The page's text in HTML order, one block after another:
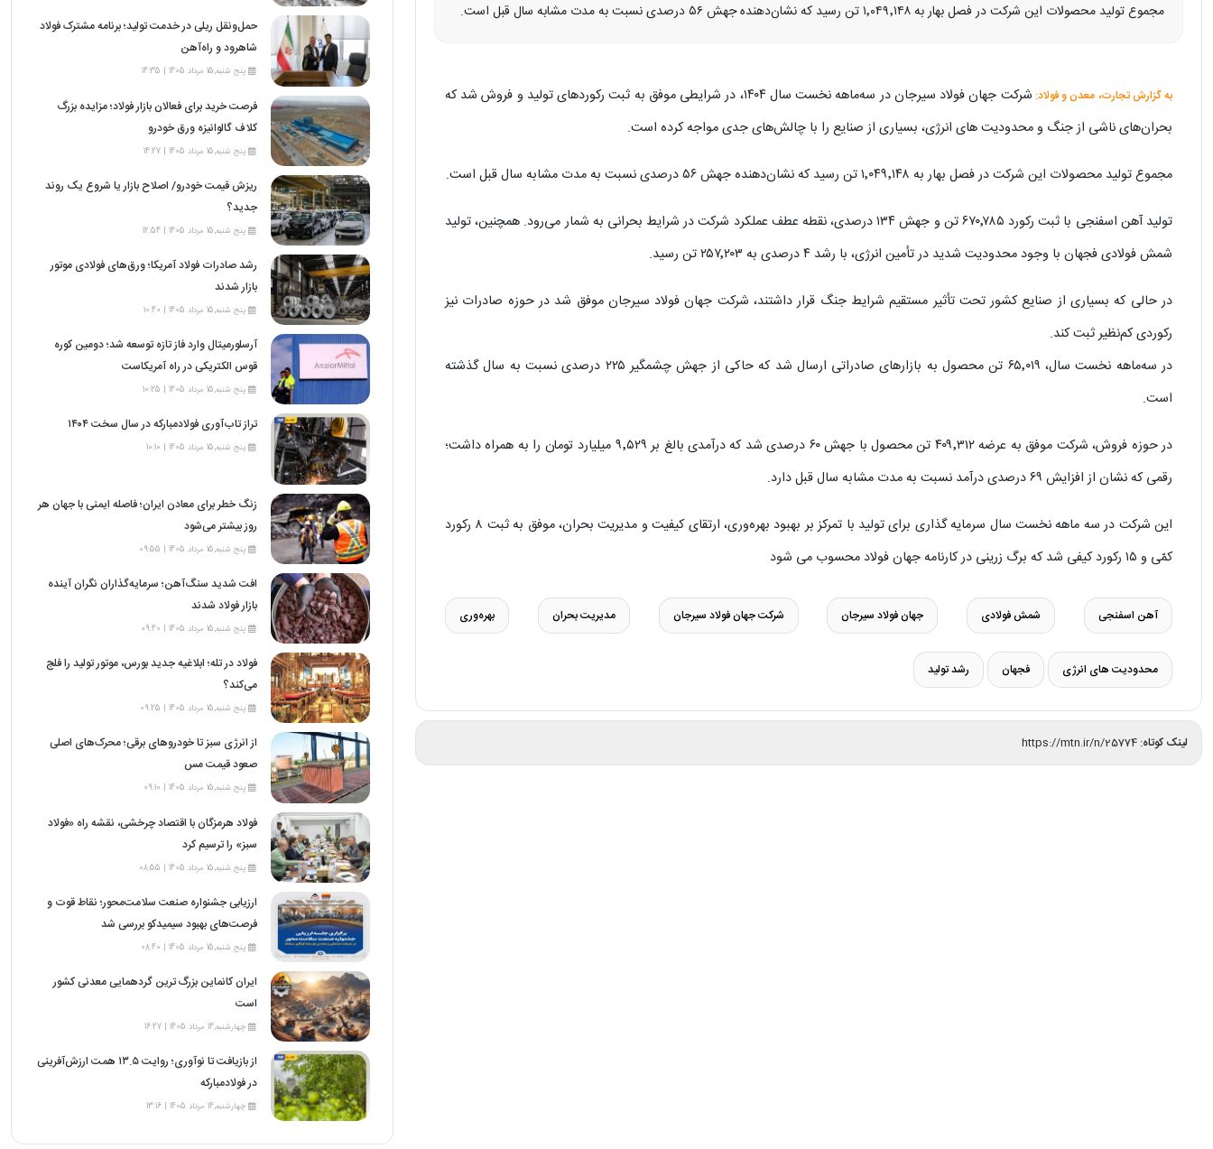
مجموع تولید محصولات این شرکت در فصل بهار به ۱٬۰۴۹٬۱۴۸ تن رسید که نشان‌دهنده جهش ۵۶ درصدی نسبت به مدت مشابه سال قبل است.
به گزارش تجارت، معدن و فولاد:
شرکت جهان فولاد سیرجان در سه‌ماهه نخست سال ۱۴۰۴، در شرایطی موفق به ثبت رکوردهای تولید و فروش شد که
بحران‌های ناشی از جنگ و محدودیت های انرژی، بسیاری از صنایع را با چالش‌های جدی مواجه کرده است.
مجموع تولید محصولات این شرکت در فصل بهار به ۱٬۰۴۹٬۱۴۸ تن رسید که نشان‌دهنده جهش ۵۶ درصدی نسبت به مدت مشابه سال قبل است.
تولید آهن اسفنجی با ثبت رکورد ۶۷۰٬۷۸۵ تن و جهش ۱۳۴ درصدی، نقطه عطف عملکرد شرکت در شرایط بحرانی به شمار می‌رود. همچنین، تولید
شمش فولادی فجهان با وجود محدودیت شدید در تأمین انرژی، با رشد ۴ درصدی به ۲۵۷٬۲۰۳ تن رسید.
در حالی که بسیاری از صنایع کشور تحت تأثیر مستقیم شرایط جنگ‌ قرار داشتند، شرکت جهان فولاد سیرجان موفق شد در حوزه صادرات نیز
رکوردی کم‌نظیر ثبت کند.
در سه‌ماهه نخست سال، ۶۵٬۰۱۹ تن محصول به بازارهای صادراتی ارسال شد که حاکی از جهش چشمگیر ۲۲۵ درصدی نسبت به سال گذشته
است.
در حوزه فروش، شرکت موفق به عرضه ۴۰۹٬۳۱۲ تن محصول با جهش ۶۰ درصدی شد که درآمدی بالغ بر ۹٬۵۲۹ میلیارد تومان را به همراه داشت؛
رقمی که نشان از افزایش ۶۹ درصدی درآمد نسبت به مدت مشابه سال قبل دارد.
این شرکت در سه ماهه نخست سال سرمایه گذاری برای تولید با تمرکز بر بهبود بهره‌وری، ارتقای کیفیت و مدیریت بحران، موفق به ثبت ۸ رکورد
کمّی و ۱۵ رکورد کیفی شد که برگ زرینی در کارنامه جهان فولاد محسوب می شود
آهن اسفنجی شمش فولادی جهان فولاد سیرجان شرکت جهان فولاد سیرجان مدیریت بحران بهره‌وری
محدودیت های انرژی فجهان رشد تولید
لینک کوتاه: https://mtn.ir/n/25774
حمل‌ونقل ریلی در خدمت تولید؛ برنامه مشترک فولاد
شاهرود و راه‌آهن
پنج شنبه,15 مرداد 1405 | 14:35
فرصت خرید برای فعالان بازار فولاد؛ مزایده بزرگ
کلاف گالوانیزه ورق خودرو
پنج شنبه,15 مرداد 1405 | 14:27
ریزش قیمت خودرو/ اصلاح بازار یا شروع یک روند
جدید؟
پنج شنبه,15 مرداد 1405 | 12:54
رشد صادرات فولاد آمریکا؛ ورق‌های فولادی موتور
بازار شدند
پنج شنبه,15 مرداد 1405 | 10:40
آرسلورمیتال وارد فاز تازه توسعه شد؛ دومین کوره
قوس الکتریکی در راه آمریکاست
پنج شنبه,15 مرداد 1405 | 10:25
تراز تاب‌آوری فولادمبارکه در سال سخت ۱۴۰۴
پنج شنبه,15 مرداد 1405 | 10:10
زنگ خطر برای معادن ایران؛ فاصله ایمنی با جهان هر
روز بیشتر می‌شود
پنج شنبه,15 مرداد 1405 | 09:55
افت شدید سنگ‌آهن؛ سرمایه‌گذاران نگران آینده
بازار فولاد شدند
پنج شنبه,15 مرداد 1405 | 09:40
فولاد در تله؛ ابلاغیه جدید بورس، موتور تولید را فلج
می‌کند؟
پنج شنبه,15 مرداد 1405 | 09:25
از انرژی سبز تا خودروهای برقی؛ محرک‌های اصلی
صعود قیمت مس
پنج شنبه,15 مرداد 1405 | 09:10
فولاد هرمزگان با اقتصاد چرخشی، نقشه راه «فولاد
سبز» را ترسیم کرد
پنج شنبه,15 مرداد 1405 | 08:55
ارزیابی جشنواره صنعت سلامت‌محور؛ نقاط قوت و
فرصت‌های بهبود سیمیدکو بررسی شد
پنج شنبه,15 مرداد 1405 | 08:40
ایران کانماین بزرگ ترین گردهمایی معدنی کشور
است
چهارشنبه,14 مرداد 1405 | 16:27
از بازیافت تا نوآوری؛ روایت ۱۳.۵ همت ارزش‌آفرینی
در فولادمبارکه
چهارشنبه,14 مرداد 1405 | 13:16